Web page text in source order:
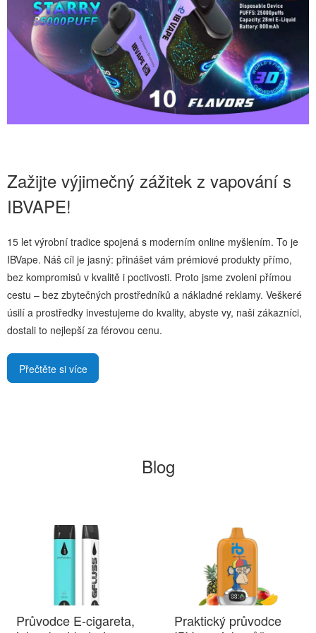
Zažijte výjimečný zážitek z vapování s
IBVAPE!
15 let výrobní tradice spojená s moderním online myšlením. To je
IBVape. Náš cíl je jasný: přinášet vám prémiové produkty přímo,
bez kompromisů v kvalitě i poctivosti. Proto jsme zvoleni přímou
cestu – bez zbytečných prostředníků a nákladné reklamy. Veškeré
úsilí a prostředky investujeme do kvality, abyste vy, naši zákazníci,
dostali to nejlepší za férovou cenu.
Přečtěte si více
Blog
Průvodce E-cigareta,
Praktický průvodce